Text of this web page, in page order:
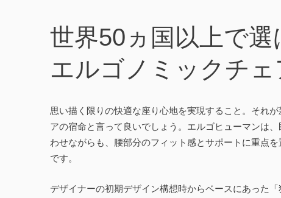
世界50ヵ国以上で選
エルゴノミックチェ
思い描く限りの快適な座り心地を実現すること。それ
アの宿命と言って良いでしょう。エルゴヒューマンは
わせながらも、腰部分のフィット感とサポートに重点
です。
デザイナーの初期デザイン構想時からベースにあった